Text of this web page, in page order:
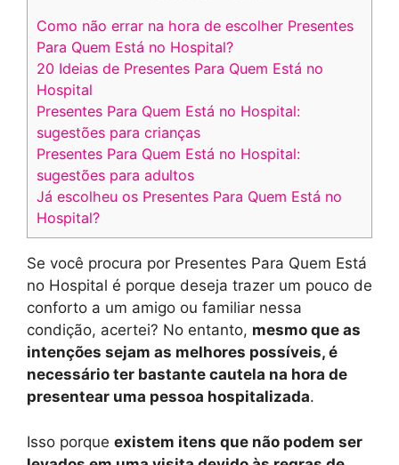
Como não errar na hora de escolher Presentes
Para Quem Está no Hospital?
20 Ideias de Presentes Para Quem Está no
Hospital
Presentes Para Quem Está no Hospital:
sugestões para crianças
Presentes Para Quem Está no Hospital:
sugestões para adultos
Já escolheu os Presentes Para Quem Está no
Hospital?
Se você procura por Presentes Para Quem Está
no Hospital é porque deseja trazer um pouco de
conforto a um amigo ou familiar nessa
condição, acertei? No entanto, mesmo que as
intenções sejam as melhores possíveis, é
necessário ter bastante cautela na hora de
presentear uma pessoa hospitalizada.
Isso porque existem itens que não podem ser